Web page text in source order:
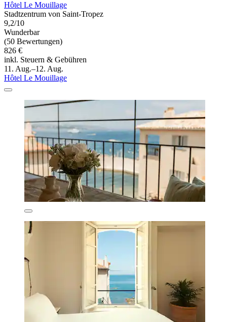
Hôtel Le Mouillage
Stadtzentrum von Saint-Tropez
9,2/10
Wunderbar
(50 Bewertungen)
826 €
inkl. Steuern & Gebühren
11. Aug.–12. Aug.
Hôtel Le Mouillage